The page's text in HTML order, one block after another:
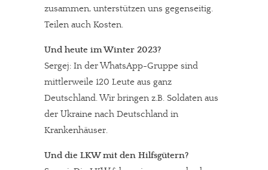
Dir gefällt unsere Arbeit?
meinesuedstadt.de finanziert sich durch Partnerprofile und
zusammen, unterstützen uns gegenseitig.
Teilen auch Kosten.
Und heute im Winter 2023?
Sergej: In der WhatsApp-Gruppe sind
mittlerweile 120 Leute aus ganz
Deutschland. Wir bringen z.B. Soldaten aus
der Ukraine nach Deutschland in
Krankenhäuser.
Und die LKW mit den Hilfsgütern?